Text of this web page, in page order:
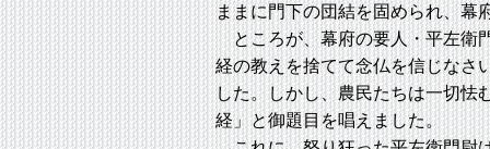
ままに門下の団結を固められ、幕
ところが、幕府の要人・平左衛
経の教えを捨てて念仏を信じなさ
した。しかし、農民たちは一切怯
経」と御題目を唱えました。